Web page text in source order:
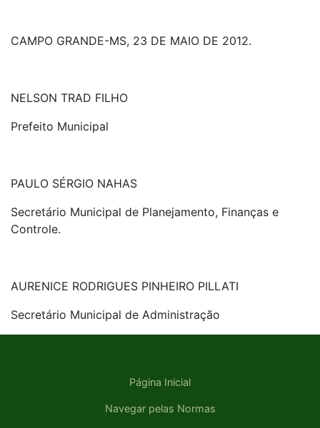
CAMPO GRANDE-MS, 23 DE MAIO DE 2012.
NELSON TRAD FILHO
Prefeito Municipal
PAULO SÉRGIO NAHAS
Secretário Municipal de Planejamento, Finanças e
Controle.
AURENICE RODRIGUES PINHEIRO PILLATI
Secretário Municipal de Administração
Página Inicial
Navegar pelas Normas